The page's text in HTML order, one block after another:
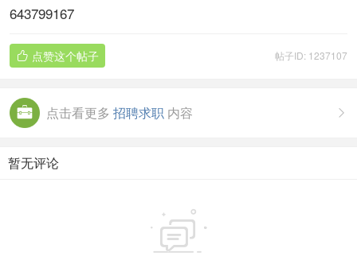
643799167
帖子ID: 1237107
 点赞这个帖子

点击看更多 招聘求职 内容
暂无评论
